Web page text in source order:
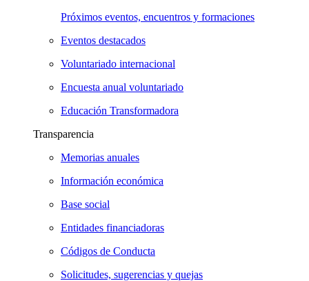
Próximos eventos, encuentros y formaciones
Eventos destacados
Voluntariado internacional
Encuesta anual voluntariado
Educación Transformadora
Transparencia
Memorias anuales
Información económica
Base social
Entidades financiadoras
Códigos de Conducta
Solicitudes, sugerencias y quejas